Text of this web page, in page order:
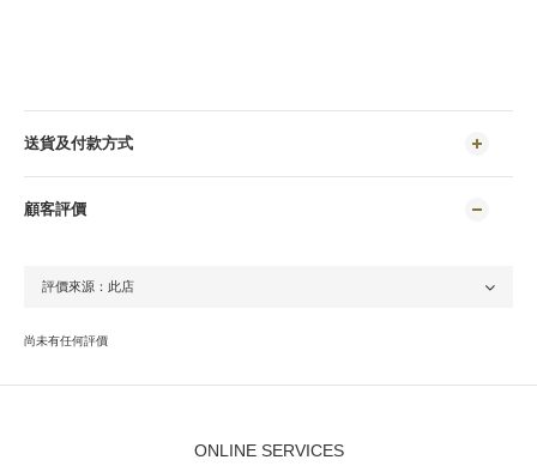
送貨及付款方式
顧客評價
尚未有任何評價
ONLINE SERVICES